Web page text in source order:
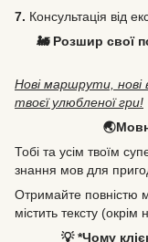
7. Консультація від
🚂 Розшир свої
Нові маршрути,
твоєї улюбленої гри!
Тобі та усім твоїм
знання мов для
Отримайте повністю
містить тексту (окрім
💡 *Чому